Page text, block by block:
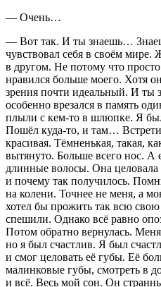
— Очень…
— Вот так. И ты знаешь…
чувствовал себя в своём
в другом. Не потому что
нравился больше моего. Хотя
зрения почти идеальный. И
особенно врезался в память
плыли с кем-то в шлюпке. Я
Пошёл куда-то, и там…
красивая. Тёмненькая, такая,
вытянуто. Больше всего нос.
длинные волосы. Она
и почему так получилось.
на колени. Точнее не меня, а
хотел бы прожить так всю
спешили. Однако всё равно
Потом обратно вернулась.
но я был счастлив. Я был
и смог целовать её губы. Её
малинковые губы, смотреть в
и всё. Весь мой сон. Он